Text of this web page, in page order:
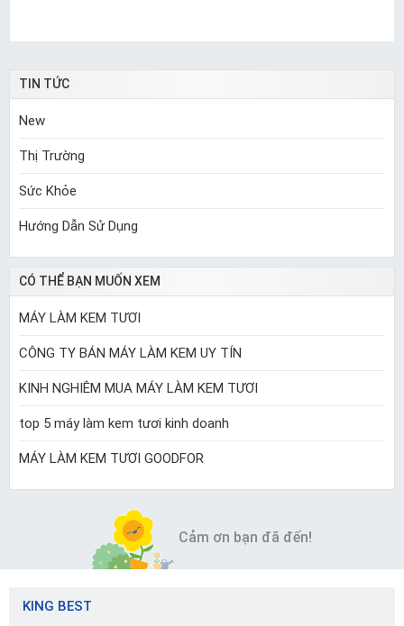
TIN TỨC
New
Thị Trường
Sức Khỏe
Hướng Dẫn Sử Dụng
CÓ THỂ BẠN MUỐN XEM
MÁY LÀM KEM TƯƠI
CÔNG TY BÁN MÁY LÀM KEM UY TÍN
KINH NGHIÊM MUA MÁY LÀM KEM TƯƠI
top 5 máy làm kem tươi kinh doanh
MÁY LÀM KEM TƯƠI GOODFOR
Cảm ơn bạn đã đến!
KING BEST